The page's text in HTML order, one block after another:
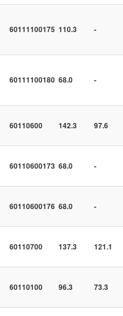
60111100175 110.3 -
60111100180 68.0 -
60110600 142.3 97.6
60110600173 68.0 -
60110600176 68.0 -
60110700 137.3 121.1
60110100 96.3 73.3